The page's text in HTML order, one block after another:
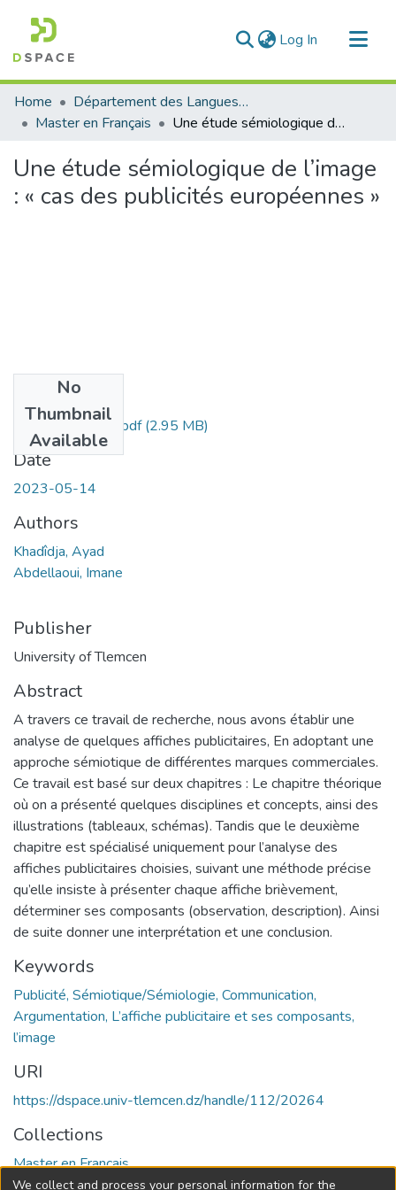
Log In (current)
Communities & Collections
All of DSpace
Home
Département des Langues étrangères
Master en Français
Une étude sémiologique de l’image : « cas des publicités européennes »
Une étude sémiologique de l’image
: « cas des publicités européennes »
No
Thumbnail
Available
abdellaoui-imane.pdf(2.95 MB)
Date
2023-05-14
Authors
Khadîdja, Ayad
Abdellaoui, Imane
Publisher
University of Tlemcen
Abstract
A travers ce travail de recherche, nous avons établir une
analyse de quelques affiches publicitaires, En adoptant une
approche sémiotique de différentes marques commerciales.
Ce travail est basé sur deux chapitres : Le chapitre théorique
où on a présenté quelques disciplines et concepts, ainsi des
illustrations (tableaux, schémas). Tandis que le deuxième
chapitre est spécialisé uniquement pour l’analyse des
affiches publicitaires choisies, suivant une méthode précise
qu’elle insiste à présenter chaque affiche brièvement,
déterminer ses composants (observation, description). Ainsi
de suite donner une interprétation et une conclusion.
Keywords
Publicité, Sémiotique/Sémiologie, Communication,
Argumentation, L’affiche publicitaire et ses composants,
l’image
URI
https://dspace.univ-tlemcen.dz/handle/112/20264
Collections
Master en Français
We collect and process your personal information for the